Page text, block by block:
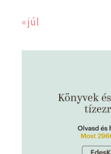
« júl